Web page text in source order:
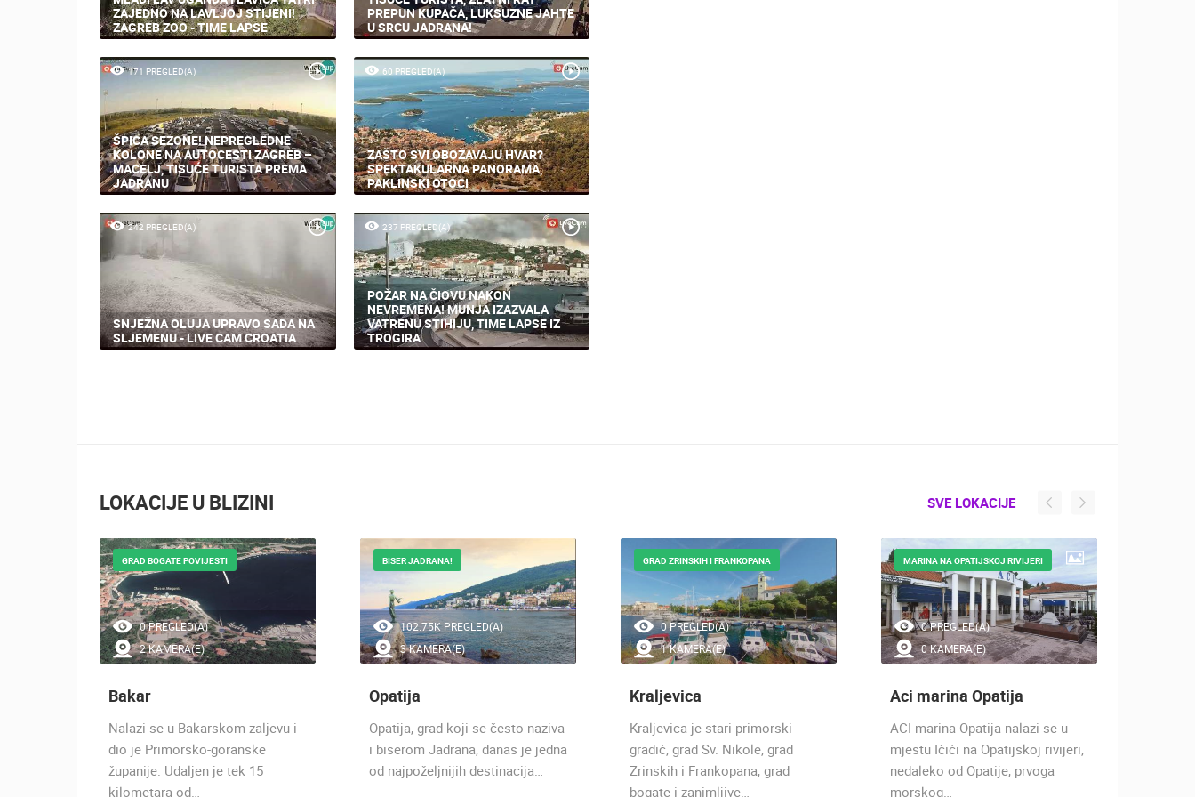
ZAJEDNO NA LAVLJOJ STIJENI!
ZAGREB ZOO - TIME LAPSE
PREPUN KUPAČA, LUKSUZNE JAHTE
U SRCU JADRANA!
171 PREGLED(A)
ŠPICA SEZONE! NEPREGLEDNE
KOLONE NA AUTOCESTI ZAGREB –
MACELJ, TISUĆE TURISTA PREMA
JADRANU
60 PREGLED(A)
ZAŠTO SVI OBOŽAVAJU HVAR?
SPEKTAKULARNA PANORAMA,
PAKLINSKI OTOCI
242 PREGLED(A)
SNJEŽNA OLUJA UPRAVO SADA NA
SLJEMENU - LIVE CAM CROATIA
237 PREGLED(A)
POŽAR NA ČIOVU NAKON
NEVREMENA! MUNJA IZAZVALA
VATRENU STIHIJU, TIME LAPSE IZ
TROGIRA
LOKACIJE U BLIZINI
0 PREGLED(A)
2 KAMERA(E)
GRAD BOGATE POVIJESTI
Bakar
Nalazi se u Bakarskom zaljevu i
dio je Primorsko-goranske
županije. Udaljen je tek 15
kilometara od…
102.75K PREGLED(A)
3 KAMERA(E)
BISER JADRANA!
Opatija
Opatija, grad koji se često naziva
i biserom Jadrana, danas je jedna
od najpoželjnijih destinacija…
0 PREGLED(A)
1 KAMERA(E)
GRAD ZRINSKIH I FRANKOPANA
Kraljevica
Kraljevica je stari primorski
gradić, grad Sv. Nikole, grad
Zrinskih i Frankopana, grad
bogate i zanimljive…
0 PREGLED(A)
0 KAMERA(E)
MARINA NA OPATIJSKOJ RIVIJERI
Aci marina Opatija
ACI marina Opatija nalazi se u
mjestu Ičići na Opatijskoj rivijeri,
nedaleko od Opatije, prvoga
morskog…
SVE LOKACIJE